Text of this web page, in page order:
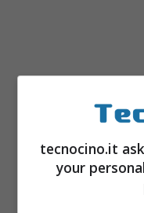
tecnocino.it
your